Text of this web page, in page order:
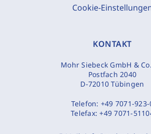
Cookie-
KONTAKT
Mohr Siebeck GmbH &
Postfach 2040
D-72010 Tübingen
Telefon: +49 7071-923-
Telefax:+49 7071-